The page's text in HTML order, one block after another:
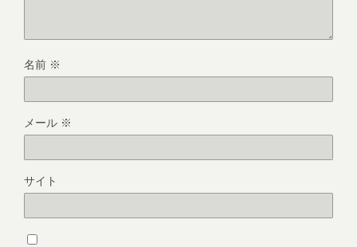
名前 ※
メール ※
サイト